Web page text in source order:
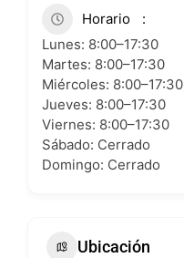
Horario
Lunes: 8:00–17:30
Martes: 8:00–17:30
Miércoles: 8:00–17:30
Jueves: 8:00–17:30
Viernes: 8:00–17:30
Sábado: Cerrado
Domingo: Cerrado
Ubicación